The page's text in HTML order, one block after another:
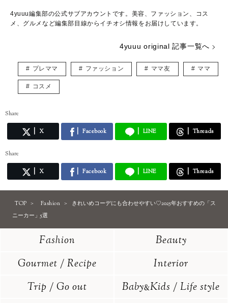
4yuuu編集部の公式サブアカウントです。美容、ファッション、コス
メ、グルメなど編集部目線からイチオシ情報をお届けしています。
4yuuu original 記事一覧へ
プレママ ファッション ママ友 ママ
コスメ
Share
X Facebook LINE Threads
Share
X Facebook LINE Threads
TOP Fashion
きれいめコーデにも合わせやすい♡2025年おすすめの「ス
ニーカー」5選
Fashion
Beauty
Gourmet / Recipe
Interior
Trip / Go out
Baby&Kids / Life style